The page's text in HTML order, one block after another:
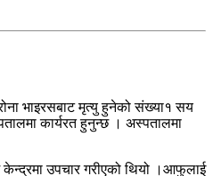
भाइरसबाट मृत्यु हुनेको संख्या१ सय
कार्यरत हुनुन्छ । अस्पतालमा
केन्द्रमा उपचार गरीएको थियो ।आफुलाई